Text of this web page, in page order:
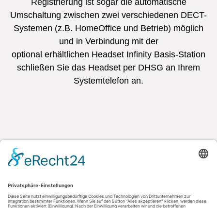
Registrierung ist sogar die automatische
Umschaltung zwischen zwei verschiedenen DECT-
Systemen (z.B. HomeOffice und Betrieb) möglich
und in Verbindung mit der
optional erhältlichen Headset Infinity Basis-Station
schließen Sie das Headset per DHSG an Ihrem
Systemtelefon an.
Kontakt